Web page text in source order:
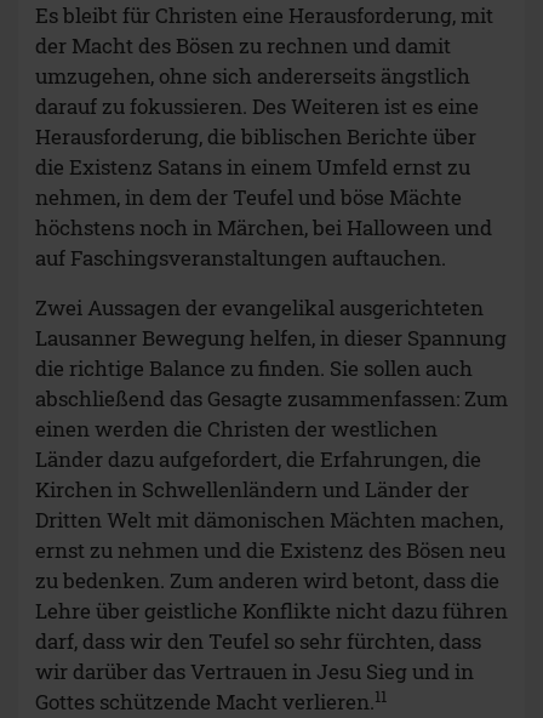
Es bleibt für Christen eine Herausforderung, mit
der Macht des Bösen zu rechnen und damit
umzugehen, ohne sich andererseits ängstlich
darauf zu fokussieren. Des Weiteren ist es eine
Herausforderung, die biblischen Berichte über
die Existenz Satans in einem Umfeld ernst zu
nehmen, in dem der Teufel und böse Mächte
höchstens noch in Märchen, bei Halloween und
auf Faschingsveranstaltungen auftauchen.
Zwei Aussagen der evangelikal ausgerichteten
Lausanner Bewegung helfen, in dieser Spannung
die richtige Balance zu finden. Sie sollen auch
abschließend das Gesagte zusammenfassen: Zum
einen werden die Christen der westlichen
Länder dazu aufgefordert, die Erfahrungen, die
Kirchen in Schwellenländern und Länder der
Dritten Welt mit dämonischen Mächten machen,
ernst zu nehmen und die Existenz des Bösen neu
zu bedenken. Zum anderen wird betont, dass die
Lehre über geistliche Konflikte nicht dazu führen
darf, dass wir den Teufel so sehr fürchten, dass
wir darüber das Vertrauen in Jesu Sieg und in
Gottes schützende Macht verlieren.11